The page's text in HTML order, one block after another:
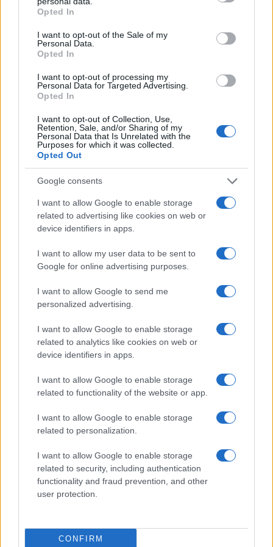
grant or deny consent to Google and its third-party tags to
use your data for below specified purposes in below Google
consent section.
Opted In
I want to opt-out of the Sale of my
Personal Data.
Opted In
I want to opt-out of processing my
Personal Data for Targeted Advertising.
Opted In
I want to opt-out of Collection, Use,
Retention, Sale, and/or Sharing of my
Personal Data that Is Unrelated with the
Purposes for which it was collected.
Opted Out
Google consents
I want to allow Google to enable storage
related to advertising like cookies on web or
device identifiers in apps.
I want to allow my user data to be sent to
Google for online advertising purposes.
I want to allow Google to send me
personalized advertising.
I want to allow Google to enable storage
related to analytics like cookies on web or
device identifiers in apps.
I want to allow Google to enable storage
related to functionality of the website or app.
I want to allow Google to enable storage
related to personalization.
I want to allow Google to enable storage
related to security, including authentication
functionality and fraud prevention, and other
user protection.
CONFIRM
ύπαρξης του ανωτέρω αριθμού τέκνων για τη λήψη της
επαυξημένης ενίσχυσης είναι δυνατή άπαξ.
συνταξιούχους όλων των Ταμείων με οριστική απόφαση
απονομής σύνταξης λόγω γήρατος έως 31.12.2022, που
Απόφαση και πρόσκληση προϋποθέσεις.
3. Παράλληλα, υπάρχει ειδική πρόβλεψη για υψηλότερη
επιδότηση 400 ευρώ για ΑμεΑ με αναπηρία από 67% και
άνω και δικαιούχους με τέκνα ΑμεΑ με αναπηρία από
67% και άνω.
Επιπλέον, προβλέπεται: